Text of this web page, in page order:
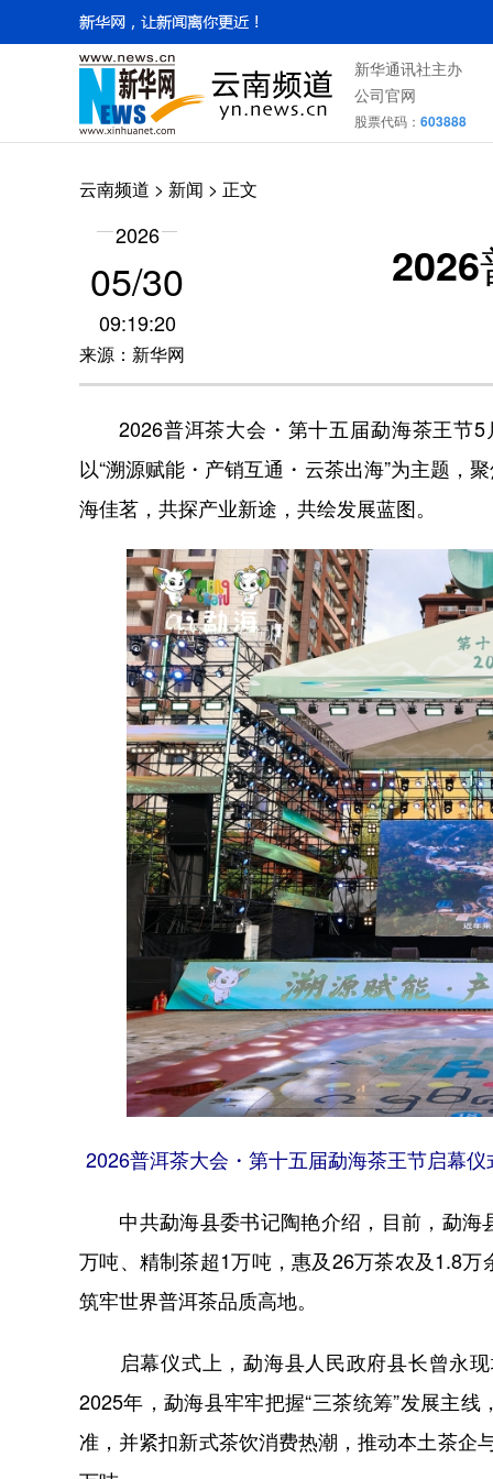
新华通讯社主办
公司官网
股票代码： 603888
云南频道 > 新闻 > 正文
2026
05/30
09:19:20
来源：新华网
2026普洱茶大会・第十五届勐海茶王节5
以“溯源赋能・产销互通・云茶出海”为主题，
海佳茗，共探产业新途，共绘发展蓝图。
2026普洱茶大会・第十五届勐海茶王节启幕
中共勐海县委书记陶艳介绍，目前，勐海
万吨、精制茶超1万吨，惠及26万茶农及1.8
筑牢世界普洱茶品质高地。
启幕仪式上，勐海县人民政府县长曾永现
2025年，勐海县牢牢把握“三茶统筹”发展主
准，并紧扣新式茶饮消费热潮，推动本土茶企